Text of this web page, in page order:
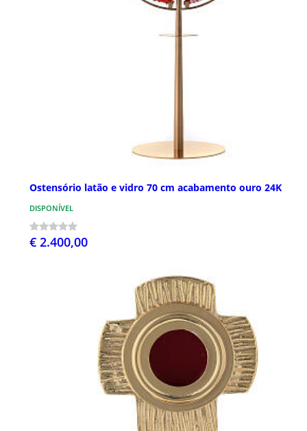
Ostensório latão e vidro 70 cm acabamento ouro 24K
DISPONÍVEL
€ 2.400,00